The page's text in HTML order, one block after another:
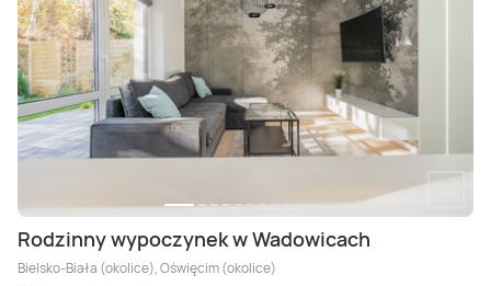
Rodzinny wypoczynek w Wadowicach
Bielsko-Biała (okolice), Oświęcim (okolice)